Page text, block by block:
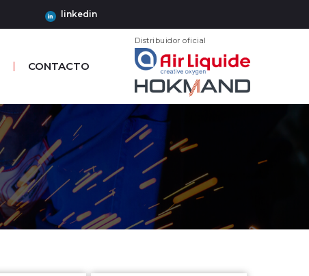
linkedin
CONTACTO
Distribuidor oficial